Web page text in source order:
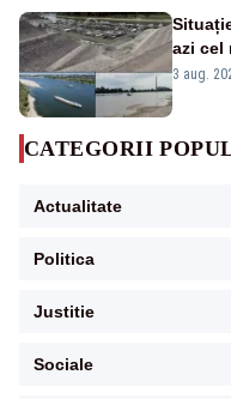
azi cel
3 aug.
CATEGORII
Actualitate
Politica
Justitie
Sociale